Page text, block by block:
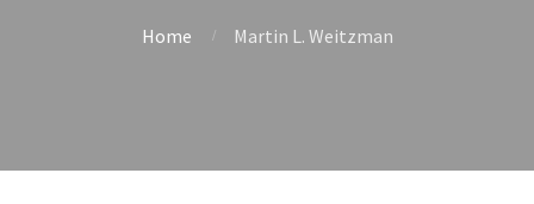
Home Martin L. Weitzman